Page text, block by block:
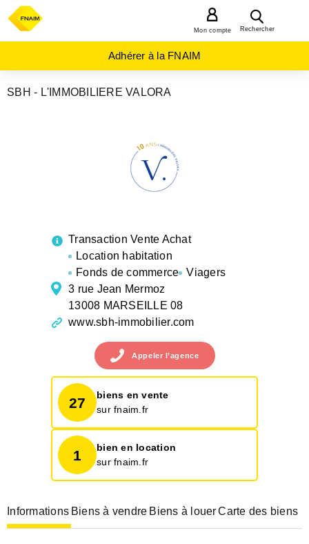
Rechercher
Mon compte
Adhérer à la FNAIM
SBH - L'IMMOBILIERE VALORA
Transaction Vente Achat
Location habitation
Fonds de commerce
Viagers
3 rue Jean Mermoz
13008 MARSEILLE 08
www.sbh-immobilier.com
Appeler l’agence
27
biens en vente
sur fnaim.fr
1
bien en location
sur fnaim.fr
Informations Biens à vendre Biens à louer Carte des biens